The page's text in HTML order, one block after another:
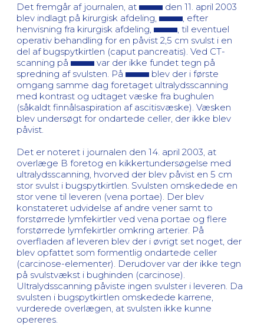
Det fremgår af journalen, at
den 11. april 2003
blev indlagt på kirurgisk afdeling,
, efter
henvisning fra kirurgisk afdeling,
, til eventuel
operativ behandling for en påvist 2,5 cm svulst i en
del af bugspytkirtlen (caput pancreatis). Ved CT-
scanning på
var der ikke fundet tegn på
spredning af svulsten. På
blev der i første
omgang samme dag foretaget ultralydsscanning
med kontrast og udtaget væske fra bughulen
(såkaldt finnålsaspiration af ascitisvæske). Væsken
blev undersøgt for ondartede celler, der ikke blev
påvist.
Det er noteret i journalen den 14. april 2003, at
overlæge B foretog en kikkertundersøgelse med
ultralydsscanning, hvorved der blev påvist en 5 cm
stor svulst i bugspytkirtlen. Svulsten omskedede en
stor vene til leveren (vena portae). Der blev
konstateret udvidelse af andre vener samt to
forstørrede lymfekirtler ved vena portae og flere
forstørrede lymfekirtler omkring arterier. På
overfladen af leveren blev der i øvrigt set noget, der
blev opfattet som formentlig ondartede celler
(carcinose-elementer). Derudover var der ikke tegn
på svulstvækst i bughinden (carcinose).
Ultralydsscanning påviste ingen svulster i leveren. Da
svulsten i bugspytkirtlen omskedede karrene,
vurderede overlægen, at svulsten ikke kunne
opereres.